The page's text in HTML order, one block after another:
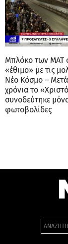
Μπλόκο των ΜΑΤ
«έθιμο» με τις
Νέο Κόσμο –
χρόνια το
συνοδεύτηκε
φωτοβολίδες